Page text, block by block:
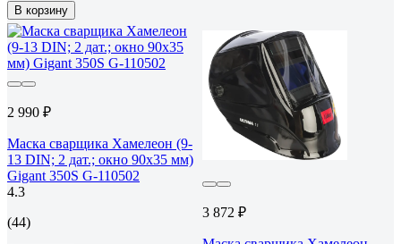
В корзину
2 990 ₽
Маска сварщика Хамелеон (9-
13 DIN; 2 дат.; окно 90х35 мм)
Gigant 350S G-110502
4.3
(44)
3 872 ₽